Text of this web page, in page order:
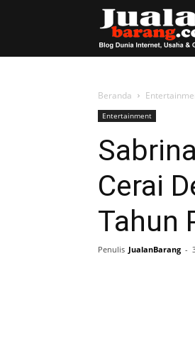
Beranda
Entertainment
Cerai
Tahun
Penulis JualanBarang -